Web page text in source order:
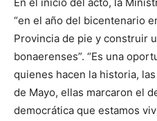
“en el año del bicentenario
Provincia de pie y construir
bonaerenses”. “Es una
quienes hacen la historia,
de Mayo, ellas marcaron el
democrática que estamos